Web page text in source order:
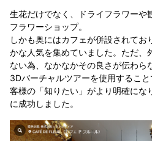
生花だけでなく、ドライフラワーや
フラワーショップ。
しかも奥にはカフェが併設されて
かな人気を集めていました。ただ、
ない為、なかなかその良さが伝わら
3Dバーチャルツアーを使用するこ
客様の「知りたい」がより明確にな
に成功しました。